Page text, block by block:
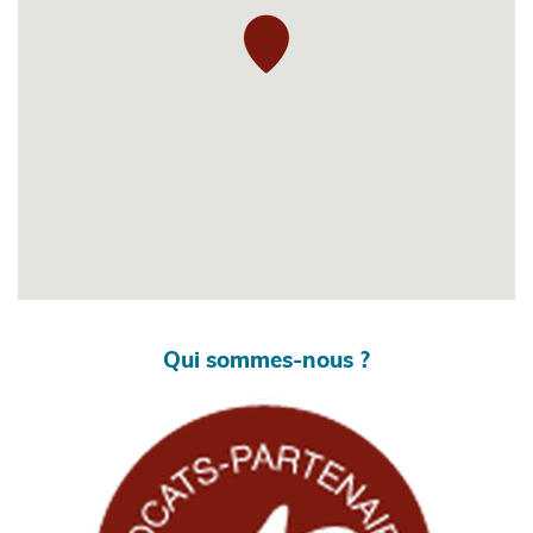
Qui sommes-nous ?